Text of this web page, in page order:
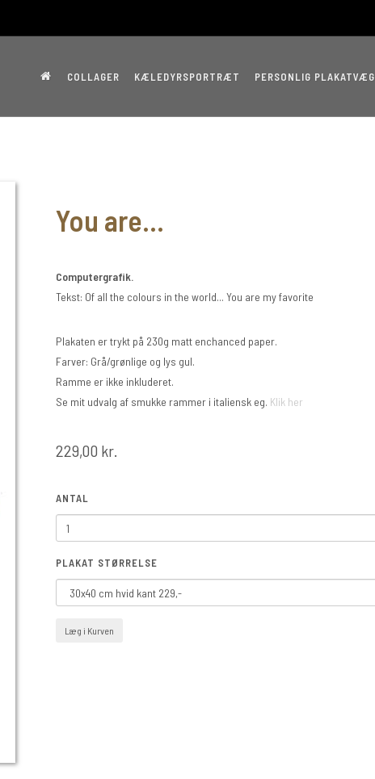
COLLAGER KÆLEDYRSPORTRÆT PERSONLIG PLAKATVÆG
You are...
Computergrafik.
Tekst: Of all the colours in the world... You are my favorite
Plakaten er trykt på 230g matt enchanced paper.
Farver: Grå/grønlige og lys gul.
Ramme er ikke inkluderet.
Se mit udvalg af smukke rammer i italiensk eg. Klik her
229,00 kr.
ANTAL
PLAKAT STØRRELSE
Læg i Kurven